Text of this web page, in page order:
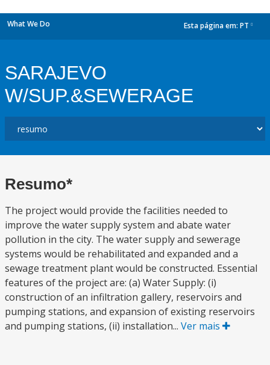
What We Do Esta página em: PT
SARAJEVO
W/SUP.&SEWERAGE
Resumo*
The project would provide the facilities needed to
improve the water supply system and abate water
pollution in the city. The water supply and sewerage
systems would be rehabilitated and expanded and a
sewage treatment plant would be constructed. Essential
features of the project are: (a) Water Supply: (i)
construction of an infiltration gallery, reservoirs and
pumping stations, and expansion of existing reservoirs
and pumping stations, (ii) installation... Ver mais